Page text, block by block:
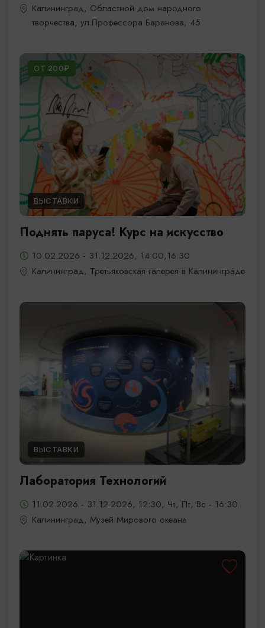
Калининград, Областной дом народного
творчества, ул.Профессора Баранова, 45
ОТ 200₽
ВЫСТАВКИ
Поднять паруса! Курс на искусство
10.02.2026 - 31.12.2026, 14:00,16:30
Калининград, Третьяковская галерея в Калининграде
ВЫСТАВКИ
Лаборатория Технологий
11.02.2026 - 31.12.2026, 12:30, Чт, Пт, Вс - 16:30
Калининград, Музей Мирового океана